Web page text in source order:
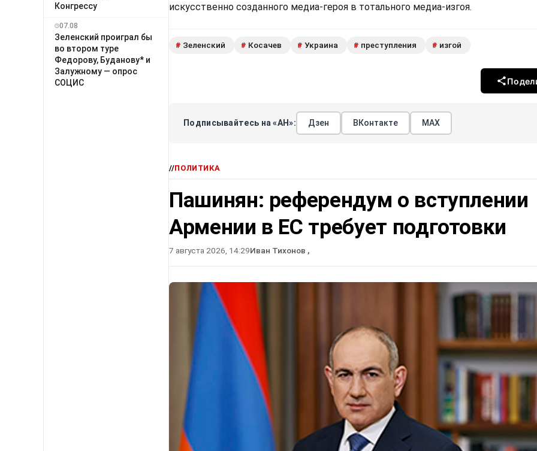
Конгрессу
07.08
Зеленский проиграл бы
во втором туре
Федорову, Буданову* и
Залужному — опрос
СОЦИС
искусственно созданного медиа-героя в тотального медиа-изгоя.
# Зеленский # Косачев # Украина # преступления # изгой
Подписывайтесь на «АН»: Дзен ВКонтакте МАХ
//ПОЛИТИКА
Пашинян: референдум о вступлении
Армении в ЕС требует подготовки
7 августа 2026, 14:29Иван Тихонов ,